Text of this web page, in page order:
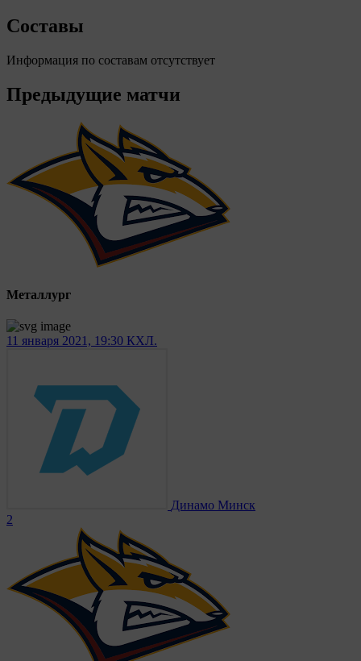
Составы
Информация по составам отсутствует
Предыдущие матчи
Металлург
11 января 2021, 19:30 КХЛ.
Динамо Минск
2